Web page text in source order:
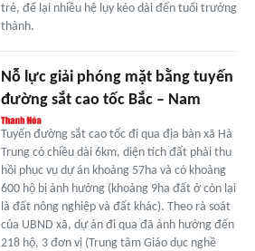
trẻ, để lại nhiều hệ lụy kéo dài đến tuổi trưởng
thành.
Nỗ lực giải phóng mặt bằng tuyến
đường sắt cao tốc Bắc – Nam
Tuyến đường sắt cao tốc đi qua địa bàn xã Hà
Trung có chiều dài 6km, diện tích đất phải thu
hồi phục vụ dự án khoảng 57ha và có khoảng
600 hộ bị ảnh hưởng (khoảng 9ha đất ở còn lại
là đất nông nghiệp và đất khác). Theo rà soát
của UBND xã, dự án đi qua đã ảnh hưởng đến
218 hộ, 3 đơn vị (Trung tâm Giáo dục nghề